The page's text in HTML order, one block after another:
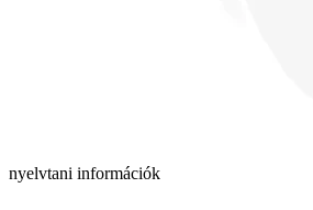
nyelvtani információk